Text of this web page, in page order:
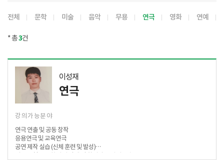
전체 문학 미술 음악 무용 연극 영화 연예
* 총3건
이성재
연극
강의가능분야
연극 연출 및 공동 창작
응용연극 및 교육연극
공연 제작 실습 (신체 훈련 및 발성)
연극 표현을 통한 자아 탐색 및 창의성 증진 워크숍